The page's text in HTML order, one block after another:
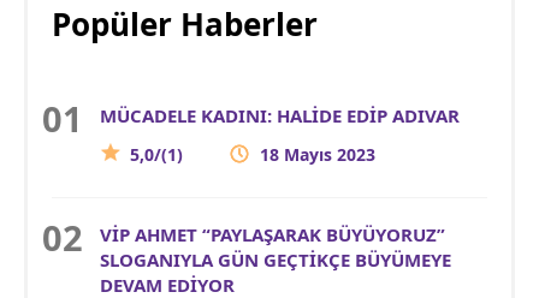
Popüler Haberler
MÜCADELE KADINI: HALİDE EDİP ADIVAR
5,0/(1) 18 Mayıs 2023
VİP AHMET “PAYLAŞARAK BÜYÜYORUZ”
SLOGANIYLA GÜN GEÇTİKÇE BÜYÜMEYE
DEVAM EDİYOR